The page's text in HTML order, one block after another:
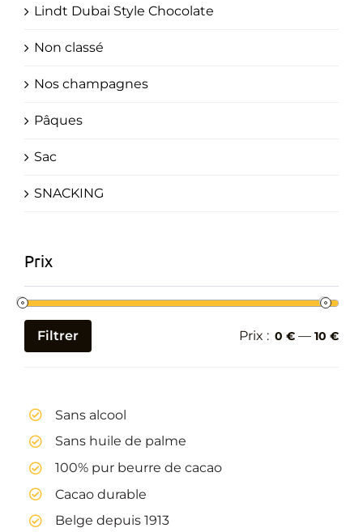
Lindt Dubai Style Chocolate
Non classé
Nos champagnes
Pâques
Sac
SNACKING
Prix
Prix
Prix
Filtrer Prix : 0 € — 10 €
Sans alcool
Sans huile de palme
100% pur beurre de cacao
Cacao durable
Belge depuis 1913